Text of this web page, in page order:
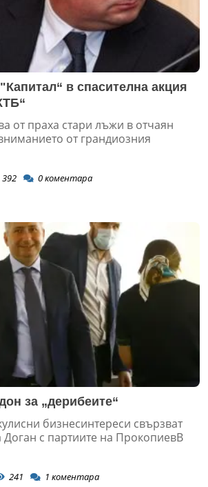
в спасителна акция
от праха стари лъжи в отчаян
от грандиозния
392 0коментара
за „дерибеите“
бизнесинтереси свързват
Доган с партиите на ПрокопиевВ
241 1 коментара